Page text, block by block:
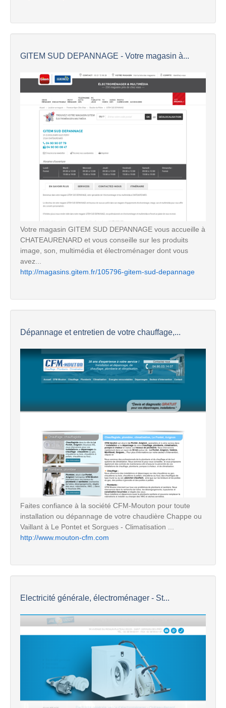
GITEM SUD DEPANNAGE - Votre magasin à...
Votre magasin GITEM SUD DEPANNAGE vous accueille à
CHATEAURENARD et vous conseille sur les produits
image, son, multimédia et électroménager dont vous
avez...
http://magasins.gitem.fr/105796-gitem-sud-depannage
Dépannage et entretien de votre chauffage,...
Faites confiance à la société CFM-Mouton pour toute
installation ou dépannage de votre chaudière Chappe ou
Vaillant à Le Pontet et Sorgues - Climatisation ...
http://www.mouton-cfm.com
Electricité générale, électroménager - St...